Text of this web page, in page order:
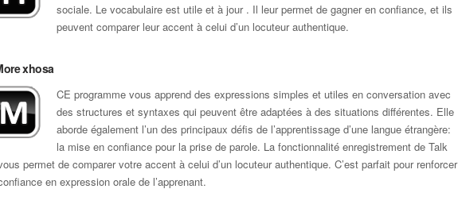
sociale. Le vocabulaire est utile et à jour . Il leur permet de gagner en confiance, et ils
peuvent comparer leur accent à celui d’un locuteur authentique.
xhosa
CE programme vous apprend des expressions simples et utiles en conversation avec
des structures et syntaxes qui peuvent être adaptées à des situations différentes. Elle
aborde également l’un des principaux défis de l’apprentissage d’une langue étrangère:
la mise en confiance pour la prise de parole. La fonctionnalité enregistrement de Talk
permet de comparer votre accent à celui d’un locuteur authentique. C’est parfait pour renforcer
en expression orale de l’apprenant.